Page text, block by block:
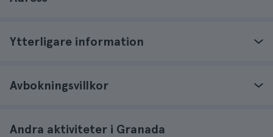
Ytterligare information
Avbokningsvillkor
Andra aktiviteter i Granada